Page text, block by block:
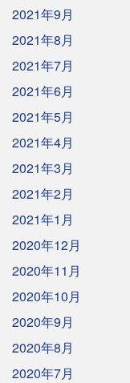
2021年9月
2021年8月
2021年7月
2021年6月
2021年5月
2021年4月
2021年3月
2021年2月
2021年1月
2020年12月
2020年11月
2020年10月
2020年9月
2020年8月
2020年7月